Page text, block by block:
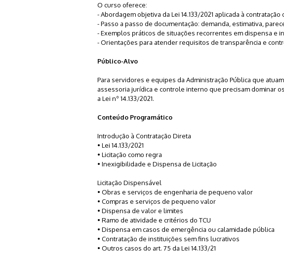
O curso oferece:
- Abordagem objetiva da Lei 14.133/2021 aplicada à contratação
- Passo a passo de documentação: demanda, estimativa,
- Exemplos práticos de situações recorrentes em dispensa e
- Orientações para atender requisitos de transparência e
Público-Alvo
Para servidores e equipes da Administração Pública que
assessoria jurídica e controle interno que precisam dominar
a Lei nº 14.133/2021.
Conteúdo Programático
Introdução à Contratação Direta
• Lei 14.133/2021
• Licitação como regra
• Inexigibilidade e Dispensa de Licitação
Licitação Dispensável
• Obras e serviços de engenharia de pequeno valor
• Compras e serviços de pequeno valor
• Dispensa de valor e limites
• Ramo de atividade e critérios do TCU
• Dispensa em casos de emergência ou calamidade pública
• Contratação de instituições sem fins lucrativos
• Outros casos do art. 75 da Lei 14.133/21